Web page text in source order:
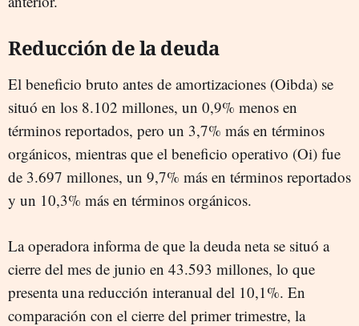
Reducción de la deuda
El beneficio bruto antes de amortizaciones (Oibda) se
situó en los 8.102 millones, un 0,9% menos en
términos reportados, pero un 3,7% más en términos
orgánicos, mientras que el beneficio operativo (Oi) fue
de 3.697 millones, un 9,7% más en términos reportados
y un 10,3% más en términos orgánicos.
La operadora informa de que la deuda neta se situó a
cierre del mes de junio en 43.593 millones, lo que
presenta una reducción interanual del 10,1%. En
comparación con el cierre del primer trimestre, la